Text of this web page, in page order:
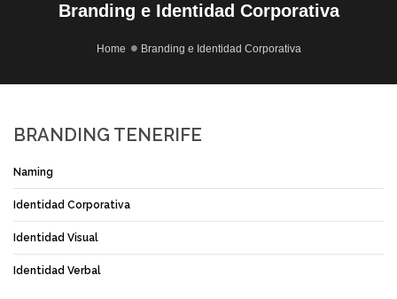
Branding e Identidad Corporativa
Home Branding e Identidad Corporativa
BRANDING TENERIFE
Naming
Identidad Corporativa
Identidad Visual
Identidad Verbal